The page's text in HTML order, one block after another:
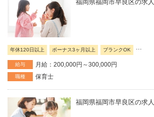
福岡県福岡市早良区の求人
年休120日以上 ボーナス3ヶ月以上 ブランクOK ...
給与 月給：200,000円～300,000円
職種 保育士
福岡県福岡市早良区の求人